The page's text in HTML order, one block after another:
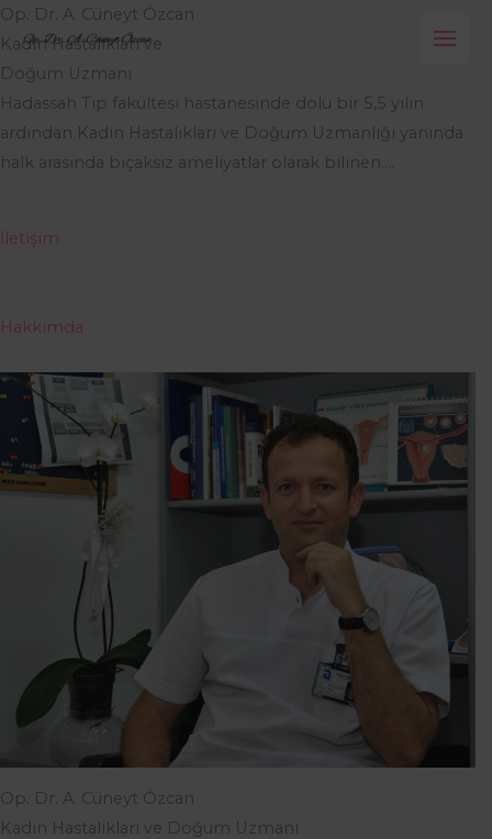
İçeriğe
atla
Op. Dr. A. Cüneyt Özcan
Kadın Hastalıkları ve
Doğum Uzmanı
Hadassah Tıp fakültesi hastanesinde dolu bir 5,5 yılın
ardından Kadın Hastalıkları ve Doğum Uzmanlığı yanında
halk arasında bıçaksız ameliyatlar olarak bilinen….
İletişim
Hakkımda
Op. Dr. A. Cüneyt Özcan
Kadın Hastalıkları ve Doğum Uzmanı